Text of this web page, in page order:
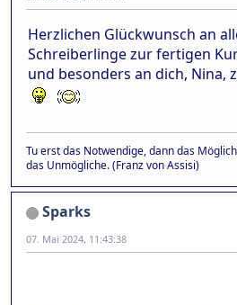
Herzlichen Glückwunsch an
Schreiberlinge zur fertigen
und besonders an dich, Nina,
Tu erst das Notwendige, dann das
das Unmögliche. (Franz von Assisi)
Sparks
07. Mai 2024, 11:43:38